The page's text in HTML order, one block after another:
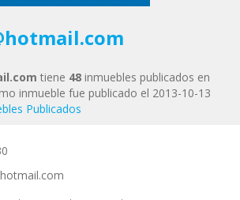
tiene 48 inmuebles publicados en
inmueble fue publicado el 2013-10-13
Publicados